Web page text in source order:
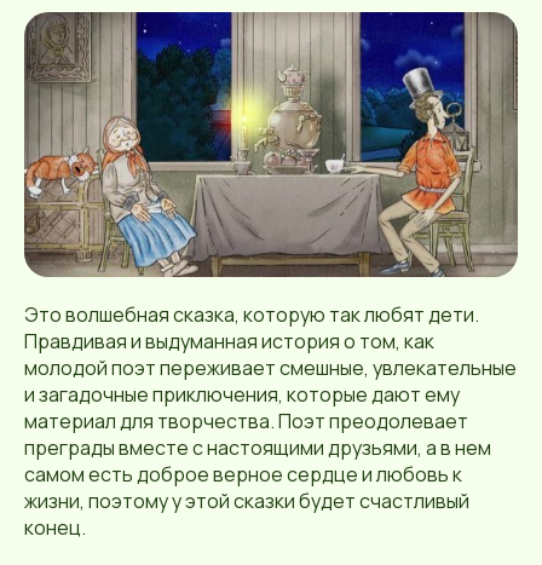
Это волшебная сказка, которую так любят дети.
Правдивая и выдуманная история о том, как
молодой поэт переживает смешные, увлекательные
и загадочные приключения, которые дают ему
материал для творчества. Поэт преодолевает
преграды вместе с настоящими друзьями, а в нем
самом есть доброе верное сердце и любовь к
жизни, поэтому у этой сказки будет счастливый
конец.